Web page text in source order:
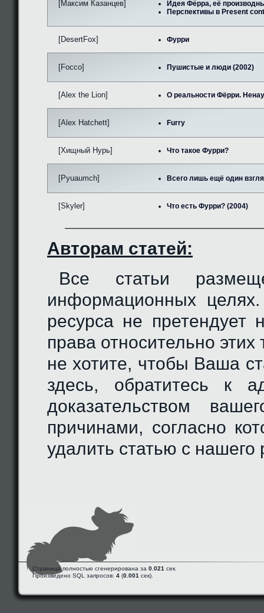
[Максим Казанцев]
Идея Фёрра, её
Перспективы в Present
[DesertFox] Фурри
[Focco] Пушистые и люди (2002)
[Alex the Lion] О реальности Фёрри.
[Alex Hatchett] Furry
[Хищный Нурь] Что такое Фурри?
[Pyuaumch] Всего лишь ещё один
[Skyler] Что есть Фурри? (2004)
Авторам статей:
Все статьи
информационных
ресурса не претендует
права относительно
не хотите, чтобы Ваша
здесь, обратитесь к
доказательством
причинами, согласно
удалить статью с нашего
Страница полностью сгенерирована за 0.021 сек.
Произведено SQL запросов: 4 (0.001 сек).